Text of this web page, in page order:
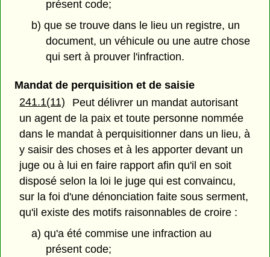
présent code;
b) que se trouve dans le lieu un registre, un
document, un véhicule ou une autre chose
qui sert à prouver l'infraction.
Mandat de perquisition et de saisie
241.1(11)
Peut délivrer un mandat autorisant
un agent de la paix et toute personne nommée
dans le mandat à perquisitionner dans un lieu, à
y saisir des choses et à les apporter devant un
juge ou à lui en faire rapport afin qu'il en soit
disposé selon la loi le juge qui est convaincu,
sur la foi d'une dénonciation faite sous serment,
qu'il existe des motifs raisonnables de croire :
a) qu'a été commise une infraction au
présent code;